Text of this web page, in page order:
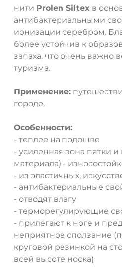
нити Prolen Siltex в
антибактериальными
ионизации серебром.
более устойчив к
запаха, что очень важно
туризма.
Применение:
городе.
Особенности:
- теплее на подошве
- усиленная зона пятки
материала) -
- из эластичных,
- антибактериальные
- отводят влагу
- терморегулирующие
- прилегают к ноге и
неприятное сползание
круговой резинкой на
всей высоте носка)
ДА